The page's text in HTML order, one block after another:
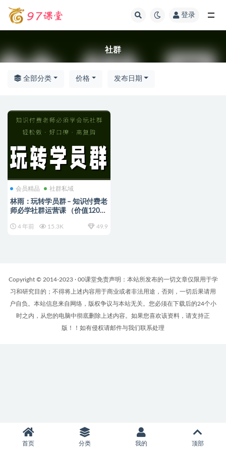
登录
社群
全部分类 价格 发布日期
会员精品 社群私域
林雨：玩转学员群 – 知识付费老
师必学社群运营课 （价值1200
4 年前 15.3K 49.9
Copyright © 2014-2023 · 00课堂免责声明：本站所发布的一切文章仅限用于学
习和研究目的；不得将上述内容用于商业或者非法用途，否则，一切后果请用
户自负。本站信息来自网络，版权争议与本站无关。您必须在下载后的24个小
时之内，从您的电脑中彻底删除上述内容。如果您喜欢该资料，请支持正
版！！如有侵权请邮件与我们联系处理
首页 分类 我的 顶部